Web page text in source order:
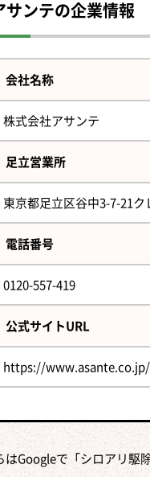
サンテの企業情報
会社名称
株式会社アサンテ
足立営業所
東京都足立区谷中3-7-21ク
電話番号
0120-557-419
公式サイトURL
https://www.asante.co.jp/
はGoogleで「シロアリ駆